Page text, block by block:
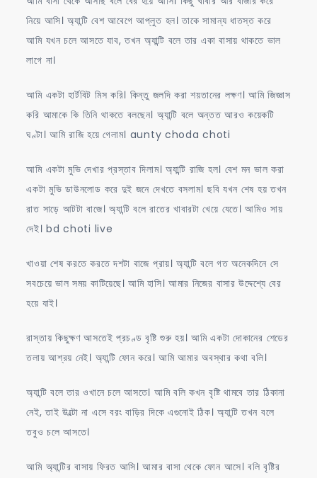
নিয়ে আসি। অ্যান্টি বেশ আবেগে আপ্লুত হল। তাকে সামান্য ধাতস্ত করে
আমি যখন চলে আসতে যাব, তখন অ্যান্টি বলে তার একা বাসায় থাকতে ভাল
লাগে না।
আমি একটা হার্টবিট মিস করি। কিন্তু জলদি করা শয়তানের লক্ষণ। আমি জিজ্ঞাস
করি আমাকে কি তিনি থাকতে বলছেন। অ্যান্টি বলে অন্তত আরও কয়েকটি
ঘণ্টা। আমি রাজি হয়ে গেলাম। aunty choda choti
আমি একটা মুভি দেখার প্রস্তাব দিলাম। অ্যান্টি রাজি হল। বেশ মন ভাল করা
একটা মুভি ডাউনলোড করে দুই জনে দেখতে বসলাম। ছবি যখন শেষ হয় তখন
রাত সাড়ে আটটা বাজে। অ্যান্টি বলে রাতের খাবারটা খেয়ে যেতে। আমিও সায়
দেই। bd choti live
খাওয়া শেষ করতে করতে দশটা বাজে প্রায়। অ্যান্টি বলে গত অনেকদিনে সে
সবচেয়ে ভাল সময় কাটিয়েছে। আমি হাসি। আমার নিজের বাসার উদ্দেশ্যে বের
হয়ে যাই।
রাস্তায় কিছুক্ষণ আসতেই প্রচণ্ড বৃষ্টি শুরু হয়। আমি একটা দোকানের শেডের
তলায় আশ্রয় নেই। অ্যান্টি ফোন করে। আমি আমার অবস্থার কথা বলি।
অ্যান্টি বলে তার ওখানে চলে আসতে। আমি বলি কখন বৃষ্টি থামবে তার ঠিকানা
নেই, তাই উল্টো না এসে বরং বাড়ির দিকে এগুনোই ঠিক। অ্যান্টি তখন বলে
তবুও চলে আসতে।
আমি অ্যান্টির বাসায় ফিরত আসি। আমার বাসা থেকে ফোন আসে। বলি বৃষ্টির